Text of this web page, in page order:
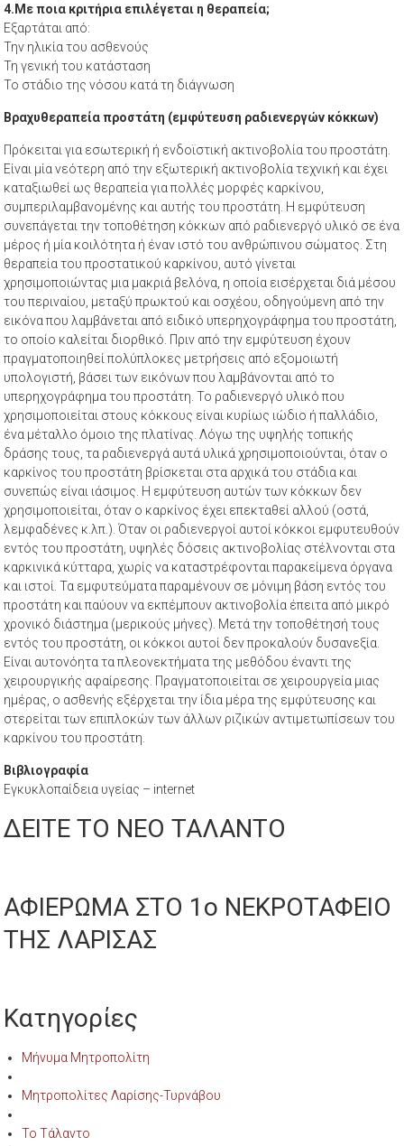
4.Με ποια κριτήρια επιλέγεται η θεραπεία;
Εξαρτάται από:
Την ηλικία του ασθενούς
Τη γενική του κατάσταση
Το στάδιο της νόσου κατά τη διάγνωση
Βραχυθεραπεία προστάτη (εμφύτευση ραδιενεργών κόκκων)
Πρόκειται για εσωτερική ή ενδοϊστική ακτινοβολία του προστάτη.
Είναι μία νεότερη από την εξωτερική ακτινοβολία τεχνική και έχει
καταξιωθεί ως θεραπεία για πολλές μορφές καρκίνου,
συμπεριλαμβανομένης και αυτής του προστάτη. Η εμφύτευση
συνεπάγεται την τοποθέτηση κόκκων από ραδιενεργό υλικό σε ένα
μέρος ή μία κοιλότητα ή έναν ιστό του ανθρώπινου σώματος. Στη
θεραπεία του προστατικού καρκίνου, αυτό γίνεται
χρησιμοποιώντας μια μακριά βελόνα, η οποία εισέρχεται διά μέσου
του περιναίου, μεταξύ πρωκτού και οσχέου, οδηγούμενη από την
εικόνα που λαμβάνεται από ειδικό υπερηχογράφημα του προστάτη,
το οποίο καλείται διορθικό. Πριν από την εμφύτευση έχουν
πραγματοποιηθεί πολύπλοκες μετρήσεις από εξομοιωτή
υπολογιστή, βάσει των εικόνων που λαμβάνονται από το
υπερηχογράφημα του προστάτη. Το ραδιενεργό υλικό που
χρησιμοποιείται στους κόκκους είναι κυρίως ιώδιο ή παλλάδιο,
ένα μέταλλο όμοιο της πλατίνας. Λόγω της υψηλής τοπικής
δράσης τους, τα ραδιενεργά αυτά υλικά χρησιμοποιούνται, όταν ο
καρκίνος του προστάτη βρίσκεται στα αρχικά του στάδια και
συνεπώς είναι ιάσιμος. Η εμφύτευση αυτών των κόκκων δεν
χρησιμοποιείται, όταν ο καρκίνος έχει επεκταθεί αλλού (οστά,
λεμφαδένες κ.λπ.). Όταν οι ραδιενεργοί αυτοί κόκκοι εμφυτευθούν
εντός του προστάτη, υψηλές δόσεις ακτινοβολίας στέλνονται στα
καρκινικά κύτταρα, χωρίς να καταστρέφονται παρακείμενα όργανα
και ιστοί. Τα εμφυτεύματα παραμένουν σε μόνιμη βάση εντός του
προστάτη και παύουν να εκπέμπουν ακτινοβολία έπειτα από μικρό
χρονικό διάστημα (μερικούς μήνες). Μετά την τοποθέτησή τους
εντός του προστάτη, οι κόκκοι αυτοί δεν προκαλούν δυσανεξία.
Είναι αυτονόητα τα πλεονεκτήματα της μεθόδου έναντι της
χειρουργικής αφαίρεσης. Πραγματοποιείται σε χειρουργεία μιας
ημέρας, ο ασθενής εξέρχεται την ίδια μέρα της εμφύτευσης και
στερείται των επιπλοκών των άλλων ριζικών αντιμετωπίσεων του
καρκίνου του προστάτη.
Βιβλιογραφία
Εγκυκλοπαίδεια υγείας – internet
ΔΕΙΤΕ ΤΟ ΝΕΟ ΤΑΛΑΝΤΟ
ΑΦΙΕΡΩΜΑ ΣΤΟ 1ο ΝΕΚΡΟΤΑΦΕΙΟ
ΤΗΣ ΛΑΡΙΣΑΣ
Κατηγορίες
Μήνυμα Μητροπολίτη
Μητροπολίτες Λαρίσης-Τυρνάβου
Το Τάλαντο